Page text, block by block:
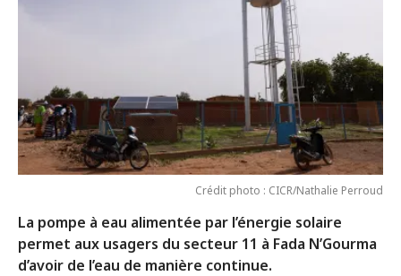
Crédit photo : CICR/Nathalie Perroud
La pompe à eau alimentée par l’énergie solaire
permet aux usagers du secteur 11 à Fada N’Gourma
d’avoir de l’eau de manière continue.